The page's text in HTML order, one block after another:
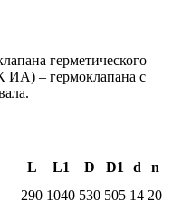
герметического
ИА) – гермоклапана с
L L1 D D1 d
n
290 1040 530 505 14 20